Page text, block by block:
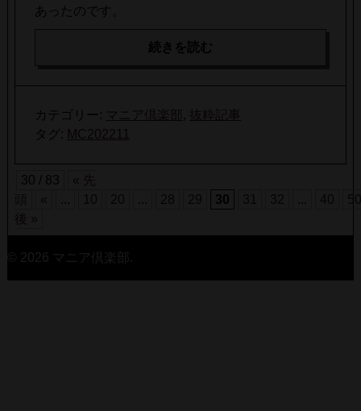
あったのです。
続きを読む
カテゴリー: マニア倶楽部 ,
抜粋記事
タグ: MC202211
30 / 83
« 先
« ... 10 20 ... 28 29 30 31 32 ... 40
50
後 »
© 2026 マニア倶楽部.